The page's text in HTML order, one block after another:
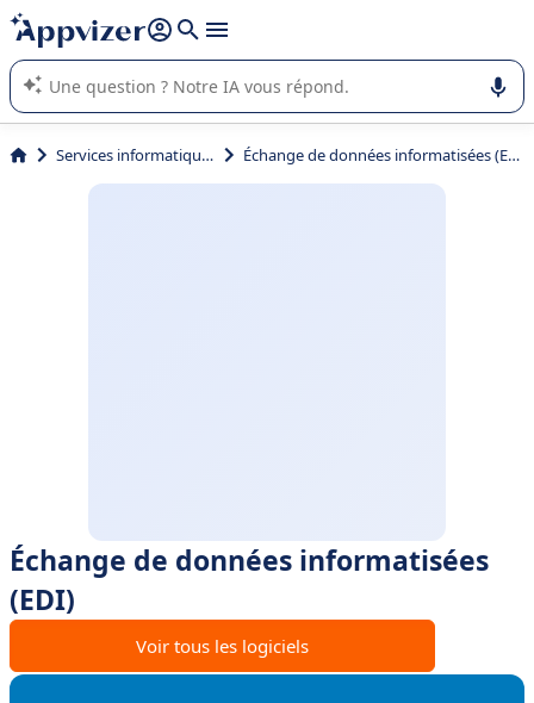
répondre (plusieurs lignes avec
L'IA de Appvizer vous guide dans l'utilisation ou la sélection de
logiciel SaaS en entreprise.
Services informatiques Échange de données informatisées (EDI)
Échange de données informatisées
(EDI)
Voir tous les logiciels